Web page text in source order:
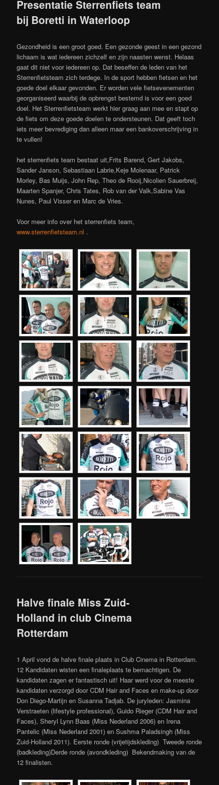
Presentatie Sterrenfiets team
bij Boretti in Waterloop
Gezondheid is een groot goed. Een gezonde geest in een gezond
lichaam is wat iedereen zichzelf en zijn naasten wenst. Helaas
gaat dit niet voor iedereen op. Dat beseffen de leden van het
Sterrenfietsteam zich terdege. In de sport hebben fietsen en het
goede doel elkaar gevonden. Er worden vele fietsevenementen
georganiseerd waarbij de opbrengst bestemd is voor een goed
doel. Het Sterrenfietsteam werkt hier graag aan mee en stapt op
de fiets om deze goede doelen te ondersteunen. Dat geeft toch
iets meer bevrediging dan alleen maar een bankoverschrijving in
te vullen!
het sterrenfiets team bestaat uit,Frits Barend, Gert Jakobs,
Sander Janson, Sebastiaan Labrie,Keje Molenaar, Patrick
Morley, Bas Muijs, John Rep, Theo de Rooij,Nicolien Sauerbreij,
Maarten Spanjer, Chris Tates, Rob van der Valk,Sabine Vas
Nunes, Paul Visser en Marc de Vries.
Voor meer info over het sterrenfiets team,
www.sterrenfietsteam.nl .
Halve finale Miss Zuid-
Holland in club Cinema
Rotterdam
1 April vond de halve finale plaats in Club Cinema in Rotterdam.
12 Kandidaten wisten een finaleplaats te bemachtigen. De
kandidaten zagen er fantastisch uit! Haar werd voor de meeste
kandidaten verzorgd door CDM Hair and Faces en make-up door
Don Diego-Martijn en Susanna Tadjab. De juryleden: Jasmina
Verstraeten (lifestyle professional), Guido Rieger (CDM Hair and
Faces), Sheryl Lynn Baas (Miss Nederland 2006) en Irena
Pantelic (Miss Nederland 2001) en Sushma Paladsingh (Miss
Zuid-Holland 2011). Eerste ronde (vrijetijdskleding) Tweede ronde
(badkleding)Derde ronde (avondkleding) Bekendmaking van de
12 finalisten.